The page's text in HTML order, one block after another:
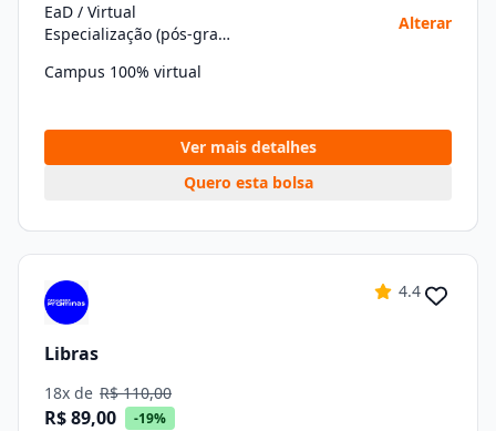
EaD / Virtual
Especialização (pós-graduação)
Alterar
Campus 100% virtual
Ver mais detalhes
Quero esta bolsa
4.4
Libras
18x de R$ 110,00
R$ 89,00 -19%